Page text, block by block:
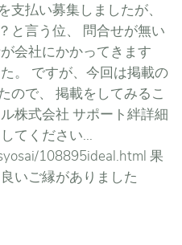
払い募集しましたが、
と言う位、 問合せが無い
会社にかかってきます
。 ですが、今回は掲載の
ので、 掲載をしてみるこ
株式会社 サポート絆詳細
てください...
108895ideal.html 果
いご縁がありました